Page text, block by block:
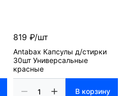
819 ₽/шт
Antabax Капсулы д/стирки
30шт Универсальные
красные
В корзину